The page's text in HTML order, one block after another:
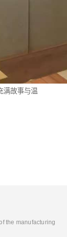
满故事与温
the manufacturing